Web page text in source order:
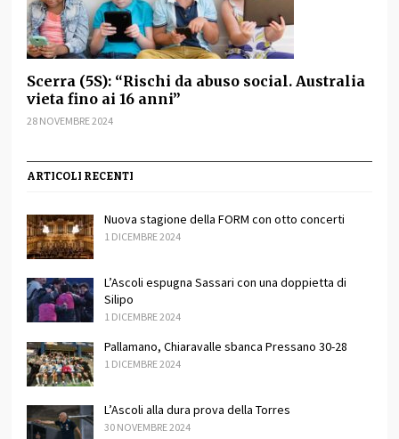
Scerra (5S): “Rischi da abuso social. Australia
vieta fino ai 16 anni”
28 NOVEMBRE 2024
ARTICOLI RECENTI
Nuova stagione della FORM con otto concerti
1 DICEMBRE 2024
L’Ascoli espugna Sassari con una doppietta di
Silipo
1 DICEMBRE 2024
Pallamano, Chiaravalle sbanca Pressano 30-28
1 DICEMBRE 2024
L’Ascoli alla dura prova della Torres
30 NOVEMBRE 2024